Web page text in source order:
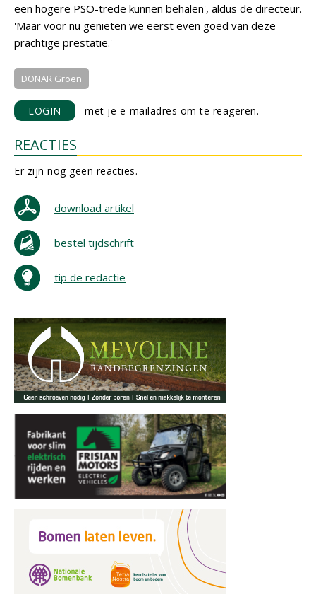
een hogere PSO-trede kunnen behalen', aldus de directeur.
'Maar voor nu genieten we eerst even goed van deze
prachtige prestatie.'
DONAR Groen
LOGIN met je e-mailadres om te reageren.
REACTIES
Er zijn nog geen reacties.
download artikel
bestel tijdschrift
tip de redactie